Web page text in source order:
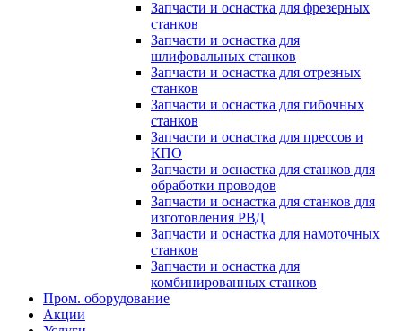
Запчасти и оснастка для фрезерных
станков
Запчасти и оснастка для
шлифовальных станков
Запчасти и оснастка для отрезных
станков
Запчасти и оснастка для гибочных
станков
Запчасти и оснастка для прессов и
КПО
Запчасти и оснастка для станков для
обработки проводов
Запчасти и оснастка для станков для
изготовления РВД
Запчасти и оснастка для намоточных
станков
Запчасти и оснастка для
комбинированных станков
Пром. оборудование
Акции